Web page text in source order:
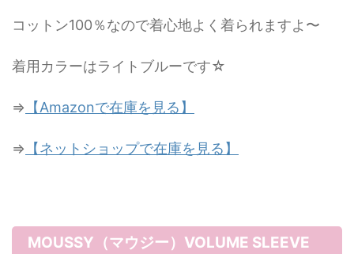
コットン100％なので着心地よく着られますよ〜
着用カラーはライトブルーです☆
⇒ 【Amazonで在庫を見る】
⇒ 【ネットショップで在庫を見る】
MOUSSY（マウジー）VOLUME SLEEVE